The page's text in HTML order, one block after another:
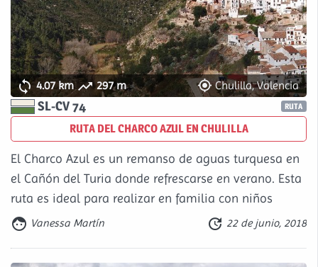
 4.07 km  297 m Chulilla, Valencia
SL-CV 74 RUTA
RUTA DEL CHARCO AZUL EN CHULILLA
El Charco Azul es un remanso de aguas turquesa en
el Cañón del Turia donde refrescarse en verano. Esta
ruta es ideal para realizar en familia con niños
 Vanessa Martín  22 de junio, 2018